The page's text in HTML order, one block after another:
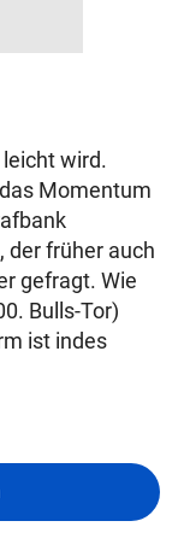
leicht wird.
Momentum
der früher auch
gefragt. Wie
Bulls-Tor)
ist indes